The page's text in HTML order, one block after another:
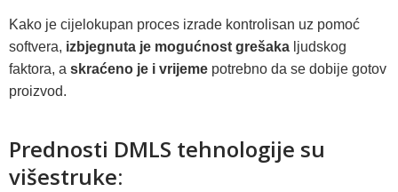
Kako je cijelokupan proces izrade kontrolisan uz pomoć
softvera, izbjegnuta je mogućnost grešaka ljudskog
faktora, a skraćeno je i vrijeme potrebno da se dobije gotov
proizvod.
Prednosti DMLS tehnologije su
višestruke: